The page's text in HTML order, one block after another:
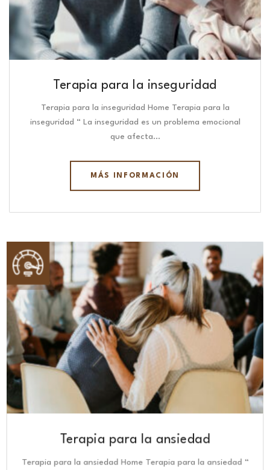
Terapia para la inseguridad
Terapia para la inseguridad Home Terapia para la
inseguridad “ La inseguridad es un problema emocional
que afecta…
MÁS INFORMACIÓN
Terapia para la ansiedad
Terapia para la ansiedad Home Terapia para la ansiedad “